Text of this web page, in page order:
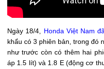
Ngày 18/4, Honda Việt Nam
khẩu có 3 phiên bản, trong đó
như trước còn có thêm hai
áp 1.5 lít) và 1.8 E (động cơ